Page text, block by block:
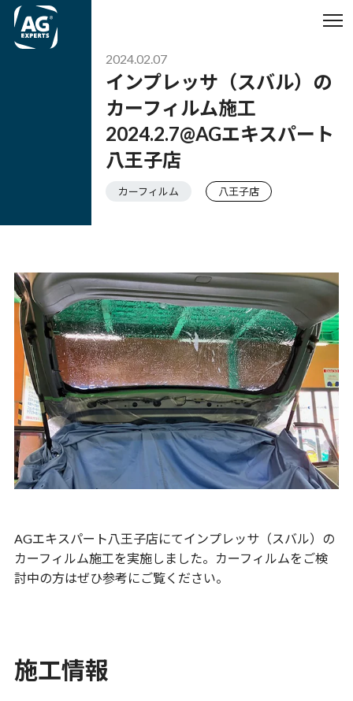
2024.02.07
インプレッサ（スバル）の
カーフィルム施工
2024.2.7@AGエキスパート
八王子店
カーフィルム 八王子店
AGエキスパート八王子店にてインプレッサ（スバル）の
カーフィルム施工を実施しました。カーフィルムをご検
討中の方はぜひ参考にご覧ください。
施工情報